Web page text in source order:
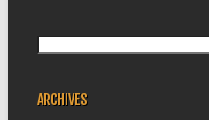
ARCHIVES